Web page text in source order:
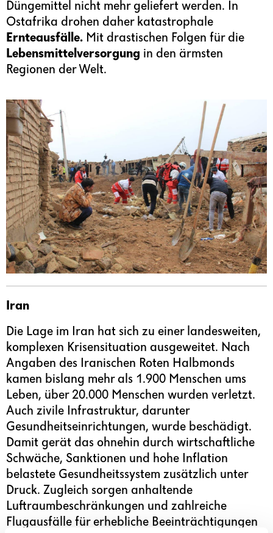
Düngemittel nicht mehr geliefert werden. In
Ostafrika drohen daher katastrophale
Ernteausfälle. Mit drastischen Folgen für die
Lebensmittelversorgung in den ärmsten
Regionen der Welt.
Iran
Die Lage im Iran hat sich zu einer landesweiten,
komplexen Krisensituation ausgeweitet. Nach
Angaben des Iranischen Roten Halbmonds
kamen bislang mehr als 1.900 Menschen ums
Leben, über 20.000 Menschen wurden verletzt.
Auch zivile Infrastruktur, darunter
Gesundheitseinrichtungen, wurde beschädigt.
Damit gerät das ohnehin durch wirtschaftliche
Schwäche, Sanktionen und hohe Inflation
belastete Gesundheitssystem zusätzlich unter
Druck. Zugleich sorgen anhaltende
Luftraumbeschränkungen und zahlreiche
Flugausfälle für erhebliche Beeinträchtigungen